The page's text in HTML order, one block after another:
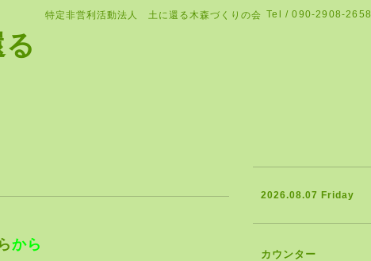
特定非営利活動法人 土に還る木森づくりの会 Tel / 090-2908-2658
から
2026.08.07 Friday
カウンター